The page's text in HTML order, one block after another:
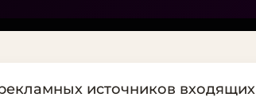
источников входящих